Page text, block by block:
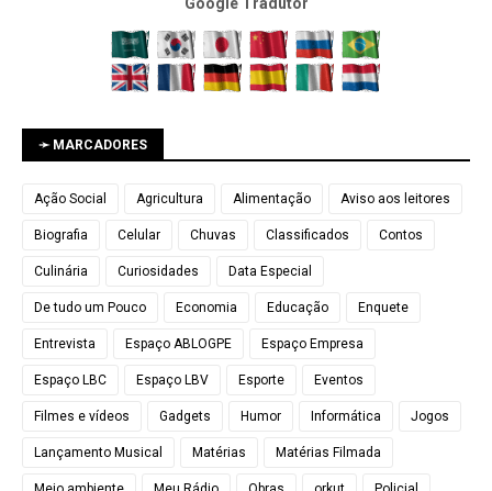
Google Tradutor
➛ MARCADORES
Ação Social Agricultura Alimentação Aviso aos leitores
Biografia Celular Chuvas Classificados Contos
Culinária Curiosidades Data Especial
De tudo um Pouco Economia Educação Enquete
Entrevista Espaço ABLOGPE Espaço Empresa
Espaço LBC Espaço LBV Esporte Eventos
Filmes e vídeos Gadgets Humor Informática Jogos
Lançamento Musical Matérias Matérias Filmada